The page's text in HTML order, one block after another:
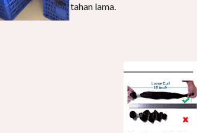
tahan lama.